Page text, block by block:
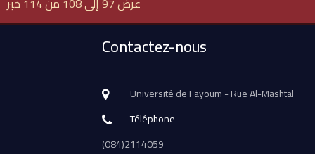
Contactez-nous
Université de Fayoum - Rue Al-Mashtal
Téléphone
(084)2114059